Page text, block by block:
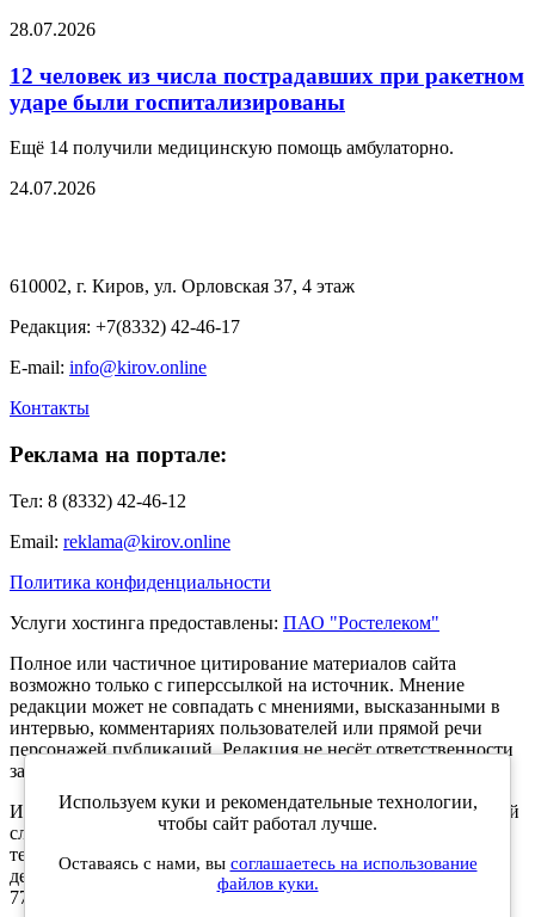
28.07.2026
12 человек из числа пострадавших при ракетном
ударе были госпитализированы
Ещё 14 получили медицинскую помощь амбулаторно.
24.07.2026
610002, г. Киров, ул. Орловская 37, 4 этаж
Редакция: +7(8332) 42-46-17
E-mail: info@kirov.online
Контакты
Реклама на портале:
Тел: 8 (8332) 42-46-12
Email: reklama@kirov.online
Политика конфиденциальности
Услуги хостинга предоставлены: ПАО "Ростелеком"
Полное или частичное цитирование материалов сайта
возможно только с гиперссылкой на источник. Мнение
редакции может не совпадать с мнениями, высказанными в
интервью, комментариях пользователей или прямой речи
персонажей публикаций. Редакция не несёт ответственности
за текст комментариев читателей.
Интернет-портал Kirov.online зарегистрирован в Федеральной
службе по надзору в сфере связи, информационных
технологий и массовых коммуникаций (Роскомнадзор) 5
декабря 2019 года. Регистрационный номер ЭЛ № ФС 77 -
77189.
Используем куки и рекомендательные технологии,
чтобы сайт работал лучше.
Оставаясь с нами, вы соглашаетесь на использование
файлов куки.